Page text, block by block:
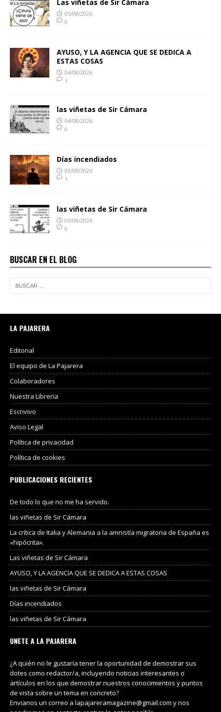
Las viñetas de Sir Cámara
05/08/2026
0
AYUSO, Y LA AGENCIA QUE SE DEDICA A
ESTAS COSAS
04/08/2026
1
las viñetas de Sir Cámara
04/08/2026
0
Días incendiados
03/08/2026
1
las viñetas de Sir Cámara
03/08/2026
0
BUSCAR EN EL BLOG
LA PAJARERA
Editorial
El equipo de La Pajarera
Colaboradores
Nuestra Libreria
Escrivivo
Aviso Legal
Política de privacidad
Política de cookies
PUBLICACIONES RECIENTES
De todo lo que no me ha servido.
las viñetas de Sir Cámara
La crítica de Italia y Alemania a la amnistía migratoria de España es
«hipócrita».
Las viñetas de Sir Cámara
AYUSO, Y LA AGENCIA QUE SE DEDICA A ESTAS COSAS
las viñetas de Sir Cámara
Días incendiados
las viñetas de Sir Cámara
UNETE A LA PAJARERA
¿A quién no le gustaría tener la oportunidad de demostrar sus
dotes como redactor/a, incluyendo noticias interesantes o
artículos en los que demostrar nuestros conocimientos y puntos
de vista sobre un tema en concreto?
Envianos un correo a lapajareramagazine@gmail.com y nos